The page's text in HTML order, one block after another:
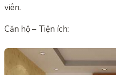
viên.
Căn hộ – Tiện ích: